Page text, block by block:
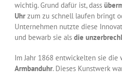
wichtig. Grund dafür ist, dass
Uhrzum zu schnell laufen bringt
Unternehmen nutzte diese
und bewarb sie als die
Im Jahr 1868 entwickelten sie
Armbanduhr. Dieses Kunstwerk